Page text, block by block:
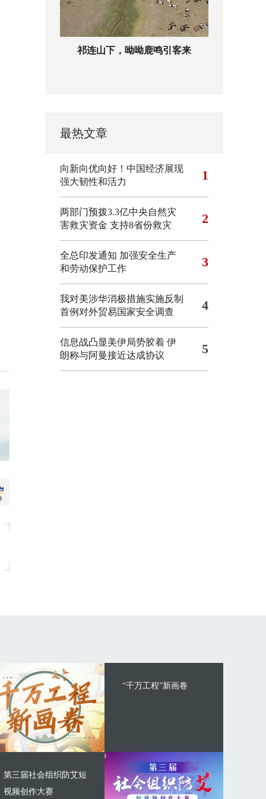
祁连山下，呦呦鹿鸣引客来
最热文章
向新向优向好！中国经济展现
强大韧性和活力
1
两部门预拨3.3亿中央自然灾
害救灾资金 支持8省份救灾
2
全总印发通知 加强安全生产
和劳动保护工作
3
我对美涉华消极措施实施反制
首例对外贸易国家安全调查
4
信息战凸显美伊局势胶着 伊
朗称与阿曼接近达成协议
5
“千万工程”新画卷
第三届社会组织防艾短
视频创作大赛